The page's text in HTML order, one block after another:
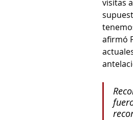
visitas
afirmó